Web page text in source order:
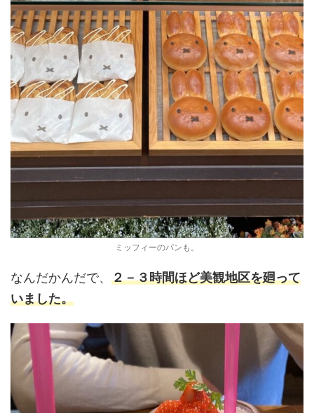
ミッフィーのパンも。
なんだかんだで、 ２－３時間ほど美観地区を廻って
いました。